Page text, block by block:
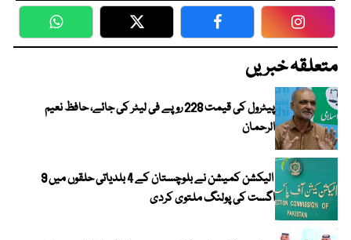
WhatsApp Twitter Facebook
متعلقہ خبریں
پیٹرول کی قیمت 228 روپے فی لیٹر کی جائے، حافظ نعیم
الرحمان
الیکشن کمیشن نے بلوچستان کے 4 بلدیاتی حلقوں میں 9
اگست کی پولنگ ملتوی کردی